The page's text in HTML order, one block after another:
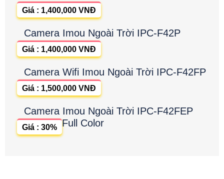
Giá : 1,400,000 VNĐ
Camera Imou Ngoài Trời IPC-F42P
Giá : 1,400,000 VNĐ
Camera Wifi Imou Ngoài Trời IPC-F42FP
Giá : 1,500,000 VNĐ
Camera Imou Ngoài Trời IPC-F42FEP
Full Color
Giá : 30%